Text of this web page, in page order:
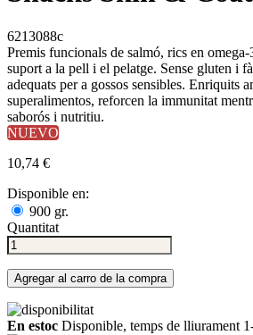
6213088c
Premis funcionals de salmó, rics en
suport a la pell i el pelatge. Sense gluten i
adequats per a gossos sensibles. Enriquits
superalimentos, reforcen la immunitat
saborós i nutritiu.
NUEVO
10,74 €
Disponible en:
900 gr.
Quantitat
Agregar al carro de la compra
En estoc Disponible, temps de lliurament